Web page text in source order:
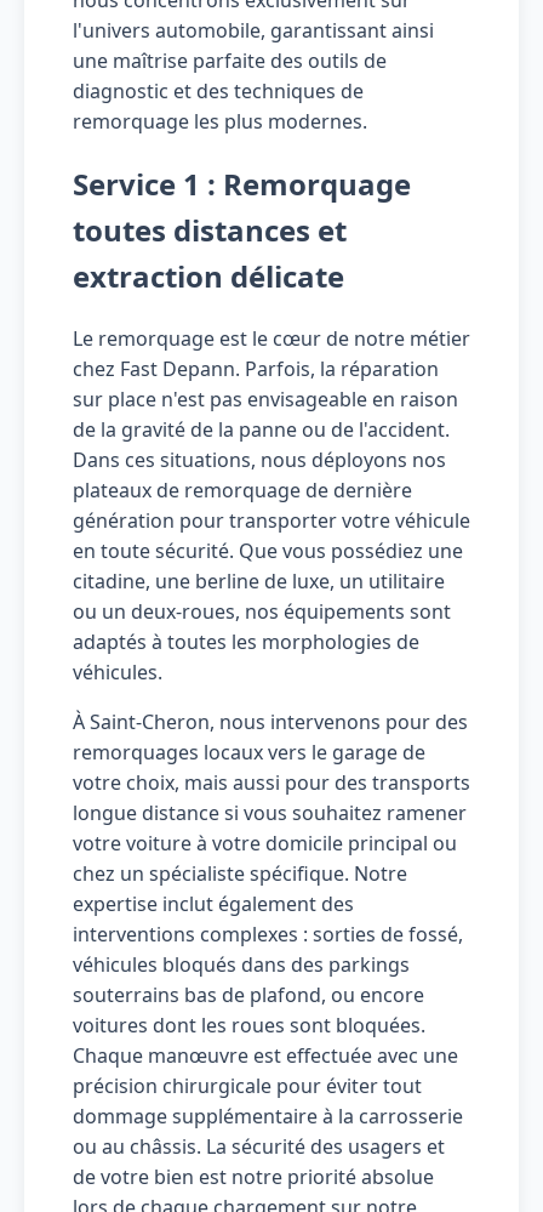
l'univers automobile, garantissant ainsi
une maîtrise parfaite des outils de
diagnostic et des techniques de
remorquage les plus modernes.
Service 1 : Remorquage
toutes distances et
extraction délicate
Le remorquage est le cœur de notre métier
chez Fast Depann. Parfois, la réparation
sur place n'est pas envisageable en raison
de la gravité de la panne ou de l'accident.
Dans ces situations, nous déployons nos
plateaux de remorquage de dernière
génération pour transporter votre véhicule
en toute sécurité. Que vous possédiez une
citadine, une berline de luxe, un utilitaire
ou un deux-roues, nos équipements sont
adaptés à toutes les morphologies de
véhicules.
À Saint-Cheron, nous intervenons pour des
remorquages locaux vers le garage de
votre choix, mais aussi pour des transports
longue distance si vous souhaitez ramener
votre voiture à votre domicile principal ou
chez un spécialiste spécifique. Notre
expertise inclut également des
interventions complexes : sorties de fossé,
véhicules bloqués dans des parkings
souterrains bas de plafond, ou encore
voitures dont les roues sont bloquées.
Chaque manœuvre est effectuée avec une
précision chirurgicale pour éviter tout
dommage supplémentaire à la carrosserie
ou au châssis. La sécurité des usagers et
de votre bien est notre priorité absolue
lors de chaque chargement sur notre